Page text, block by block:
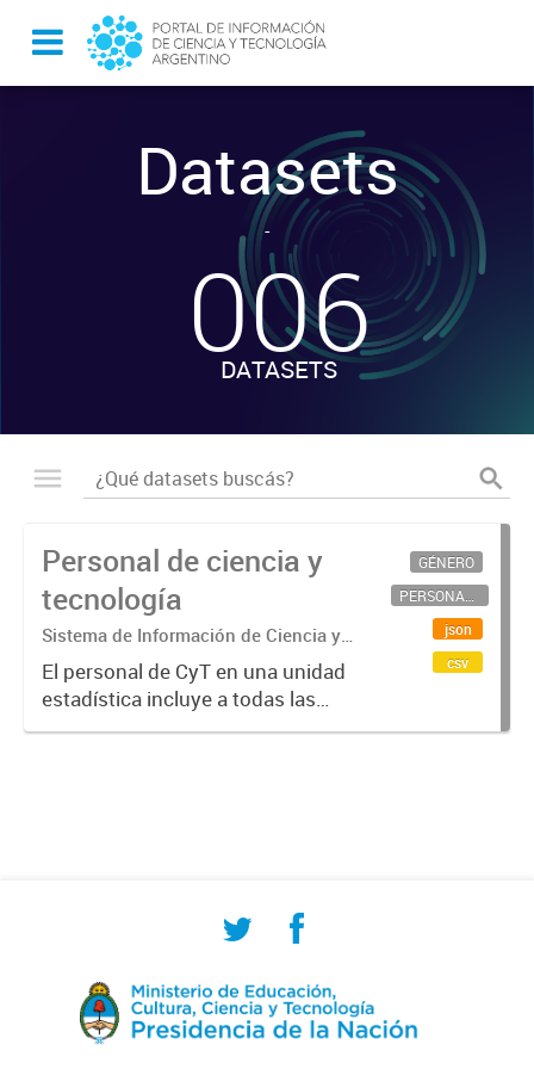
Datasets
-
006
DATASETS
Personal de ciencia y
tecnología
Sistema de Información de Ciencia y
Tecnología Argentino (SICYTAR)
El personal de CyT en una unidad
estadística incluye a todas las
personas involucradas
GÉNERO
PERSONAL CIENTÍFICO-TECNOLÓGICO
json
csv